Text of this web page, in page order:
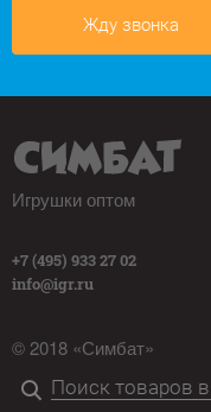
Жду звонка
Игрушки оптом
+7 (495) 933 27 02
info@igr.ru
© 2018 «Симбат»